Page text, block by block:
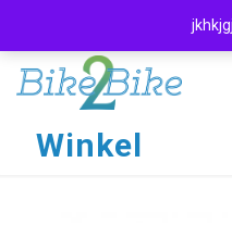
Winkel
jkhkjgj